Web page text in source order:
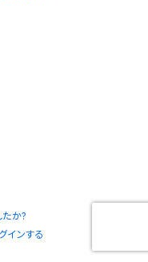
たか?
インする